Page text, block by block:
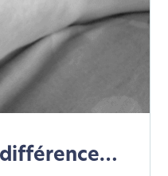
différence…